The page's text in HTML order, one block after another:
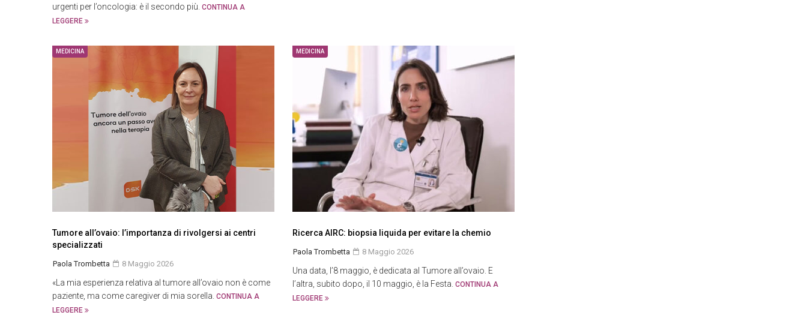
urgenti per l’oncologia: è il secondo più. CONTINUA A
LEGGERE
MEDICINA
Tumore all’ovaio: l’importanza di rivolgersi ai centri
specializzati
Paola Trombetta 8 Maggio 2026
«La mia esperienza relativa al tumore all’ovaio non è come
paziente, ma come caregiver di mia sorella. CONTINUA A
LEGGERE
MEDICINA
Ricerca AIRC: biopsia liquida per evitare la chemio
Paola Trombetta 8 Maggio 2026
Una data, l’8 maggio, è dedicata al Tumore all’ovaio. E
l’altra, subito dopo, il 10 maggio, è la Festa. CONTINUA A
LEGGERE